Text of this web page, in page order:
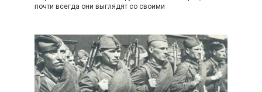
почти всегда они выглядят со своими